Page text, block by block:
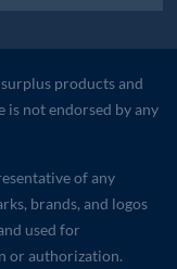
products and
is not endorsed by any
of any
brands, and logos
used for
or authorization.